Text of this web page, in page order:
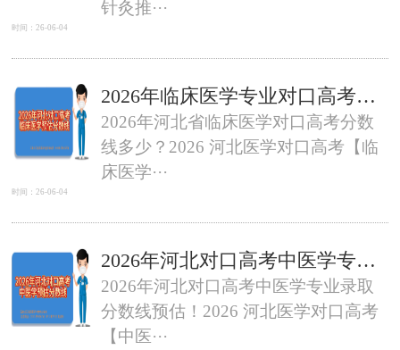
针灸推···
时间：26-06-04
2026年临床医学专业对口高考分数线参考
2026年河北省临床医学对口高考分数
线多少？2026 河北医学对口高考【临
床医学···
时间：26-06-04
2026年河北对口高考中医学专业录取分数线预估！
2026年河北对口高考中医学专业录取
分数线预估！2026 河北医学对口高考
【中医···